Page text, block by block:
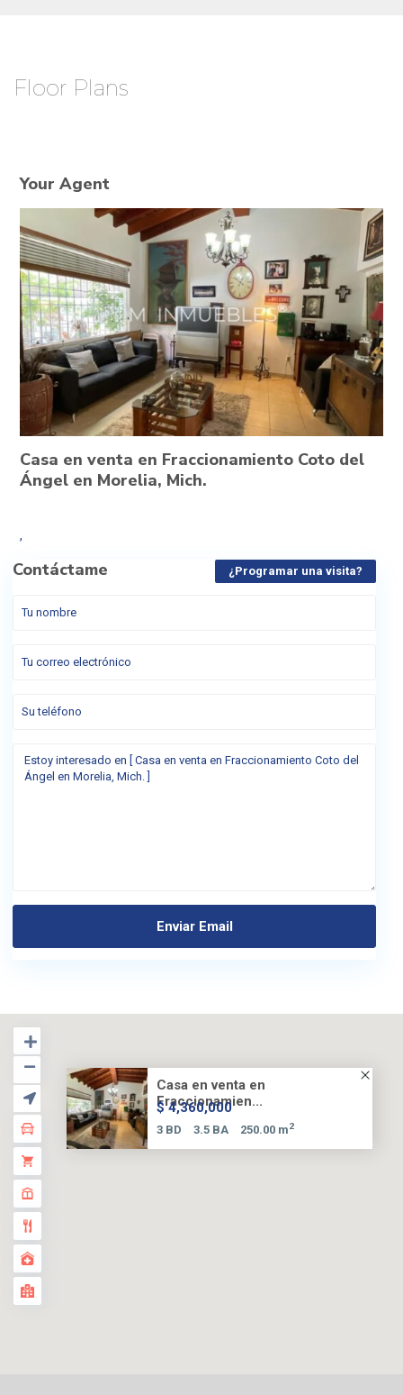
Floor Plans
Your Agent
Casa en venta en Fraccionamiento Coto del
Ángel en Morelia, Mich.
,
Contáctame ¿Programar una visita?
Casa en venta en
Fraccionamien...
$ 4,360,000
3 BD 3.5 BA 250.00 m2